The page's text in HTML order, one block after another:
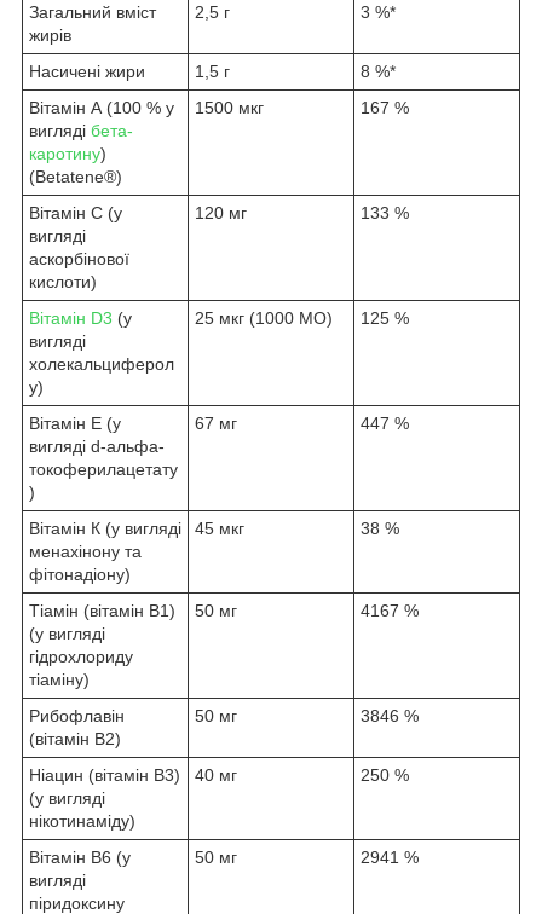
Загальний вміст
жирів
2,5 г 3 %*
Насичені жири 1,5 г
8 %*
Вітамін А (100 % у
вигляді бета-
каротину)
(Betatene®)
1500 мкг 167 %
Вітамін C (у
вигляді
аскорбінової
кислоти)
120 мг 133 %
Вітамін D3 (у
вигляді
холекальциферол
у)
25 мкг (1000 МО) 125 %
Вітамін E (у
вигляді d-альфа-
токоферилацетату
)
67 мг 447 %
Вітамін К (у вигляді
менахінону та
фітонадіону)
45 мкг 38 %
Тіамін (вітамін B1)
(у вигляді
гідрохлориду
тіаміну)
50 мг 4167 %
Рибофлавін
(вітамін B2)
50 мг 3846 %
Ніацин (вітамін В3)
(у вигляді
нікотинаміду)
40 мг 250 %
Вітамін B6 (у
вигляді
піридоксину
50 мг 2941 %